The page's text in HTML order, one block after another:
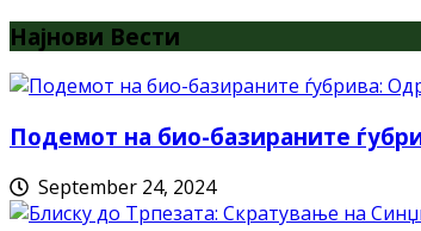
Најнови Вести
Подемот на био-базираните
September 24, 2024